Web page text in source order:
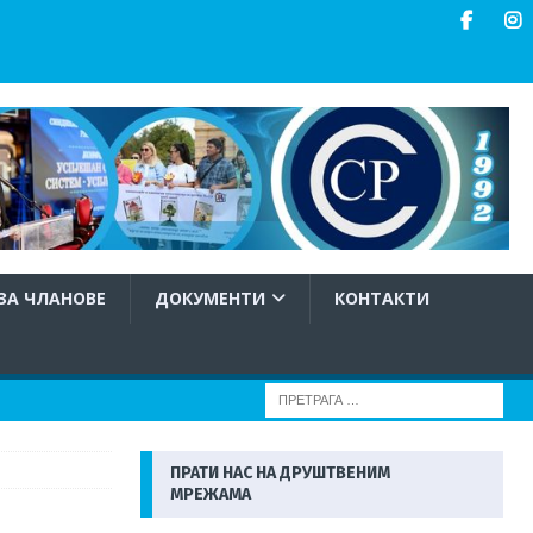
ЧЛАНОВЕ ДОКУМЕНТИ КОНТАКТИ
ПРАТИ НАС НА ДРУШТВЕНИМ
МРЕЖАМА